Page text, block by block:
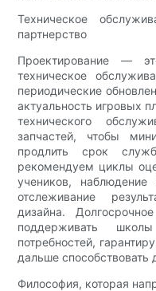
Техническое
партнерство
Проектирование —
техническое
периодические
актуальность игровых
технического
запчастей, чтобы
продлить срок
рекомендуем циклы
учеников,
отслеживание
дизайна.
поддерживать
потребностей,
дальше
Философия, которая